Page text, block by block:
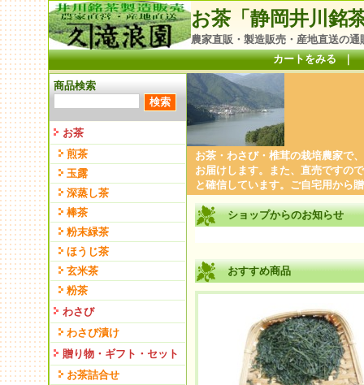
お茶「静岡井川銘
農家直販・製造販売・産地直送の通
カートをみる｜
商品検索
お茶
煎茶
玉露
深蒸し茶
棒茶
粉末緑茶
ほうじ茶
玄米茶
粉茶
わさび
わさび漬け
贈り物・ギフト・セット
お茶詰合せ
お茶・わさび・椎茸の栽培農家で
お届けします。また、直売ですの
と確信しています。ご自宅用から
ショップからのお知らせ
おすすめ商品